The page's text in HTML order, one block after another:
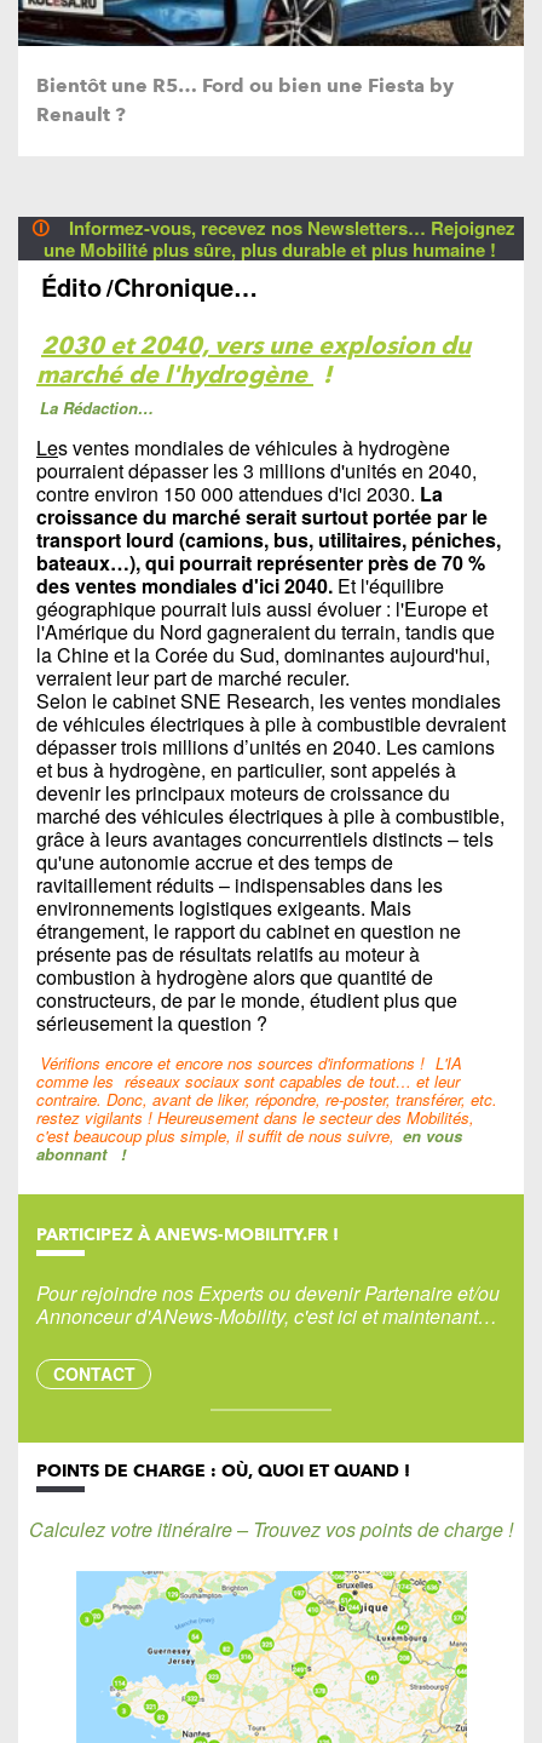
Bientôt une R5… Ford ou bien une Fiesta by
Renault ?
🛈
Informez-vous, recevez nos Newsletters… Rejoignez
une Mobilité plus sûre, plus durable et plus humaine !
Édito/Chronique…
2030 et 2040, vers une explosion du
marché de l'hydrogène !
La Rédaction…
Les ventes mondiales de véhicules à hydrogène
pourraient dépasser les 3 millions d'unités en 2040,
contre environ 150 000 attendues d'ici 2030. La
croissance du marché serait surtout portée par le
transport lourd (camions, bus, utilitaires, péniches,
bateaux…), qui pourrait représenter près de 70 %
des ventes mondiales d'ici 2040. Et l'équilibre
géographique pourrait luis aussi évoluer : l'Europe et
l'Amérique du Nord gagneraient du terrain, tandis que
la Chine et la Corée du Sud, dominantes aujourd'hui,
verraient leur part de marché reculer.
Selon le cabinet SNE Research, les ventes mondiales
de véhicules électriques à pile à combustible devraient
dépasser trois millions d’unités en 2040. Les camions
et bus à hydrogène, en particulier, sont appelés à
devenir les principaux moteurs de croissance du
marché des véhicules électriques à pile à combustible,
grâce à leurs avantages concurrentiels distincts – tels
qu'une autonomie accrue et des temps de
ravitaillement réduits – indispensables dans les
environnements logistiques exigeants. Mais
étrangement, le rapport du cabinet en question ne
présente pas de résultats relatifs au moteur à
combustion à hydrogène alors que quantité de
constructeurs, de par le monde, étudient plus que
sérieusement la question ?
Vérifions encore et encore nos sources d'informations ! L'IA
comme les réseaux sociaux sont capables de tout… et leur
contraire. Donc, avant de liker, répondre, re-poster, transférer, etc.
restez vigilants ! Heureusement dans le secteur des Mobilités,
c'est beaucoup plus simple, il suffit de nous suivre, en vous
abonnant !
PARTICIPEZ À ANEWS-MOBILITY.FR !
Pour rejoindre nos Experts ou devenir Partenaire et/ou
Annonceur d'ANews-Mobility, c'est ici et maintenant…
CONTACT
POINTS DE CHARGE : OÙ, QUOI ET QUAND !
Calculez votre itinéraire – Trouvez vos points de charge !